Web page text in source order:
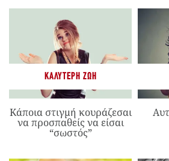
ΚΑΛΎΤΕΡΗ ΖΩΉ
Κάποια στιγμή κουράζεσαι
να προσπαθείς να είσαι
“σωστός”